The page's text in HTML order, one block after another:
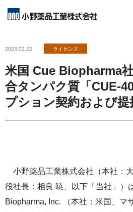
小野薬品について
小野薬品についてトップ
CEO・COOメッセージ
コーポレートスローガン「
小野薬品の特徴・強み
経営戦略
研究開発
開発方針
経営方針
財務ハイライト
サステナビリティ
閉じる
2023.02.22 ライセンス
米国 Cue Biopharma
合タンパク質「CUE-
プション契約および提
小野薬品工業株式会社（本社：
役社長：相良 暁、以下「当社」）
Biopharma, Inc. （本社：米国、マ